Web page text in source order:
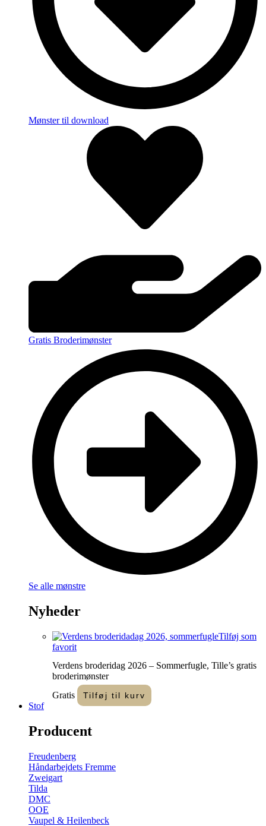
Mønster til download
Gratis Broderimønster
Se alle mønstre
Nyheder
Tilføj som
favorit
Verdens broderidag 2026 – Sommerfugle, Tille’s gratis
broderimønster
Gratis
Tilføj til kurv
Stof
Producent
Freudenberg
Håndarbejdets Fremme
Zweigart
Tilda
DMC
OOE
Vaupel & Heilenbeck